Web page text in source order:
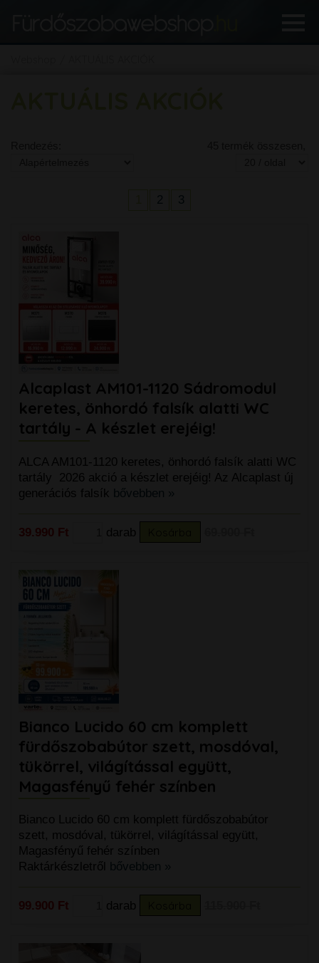
2 3
Alcaplast AM101-1120 Sádromodul
keretes, önhordó falsík alatti WC
tartály - A készlet erejéig!
ALCA AM101-1120 keretes, önhordó falsík alatti WC
tartály 2026 akció a készlet erejéig! Az Alcaplast új
generációs falsík bővebben »
39.990 Ft darab
Bianco Lucido 60 cm komplett
fürdőszobabútor szett, mosdóval,
tükörrel, világítással együtt,
Magasfényű fehér színben
Bianco Lucido 60 cm komplett fürdőszobabútor
szett, mosdóval, tükörrel, világítással együtt,
Magasfényű fehér színben
Raktárkészletről
bővebben »
99.900 Ft darab